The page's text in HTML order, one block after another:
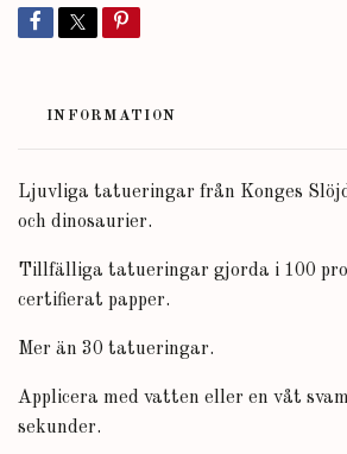
INFORMATION
Ljuvliga tatueringar från Konges
och dinosaurier.
Tillfälliga tatueringar gjorda i 100
certifierat papper.
Mer än 30 tatueringar.
Applicera med vatten eller en våt
sekunder.